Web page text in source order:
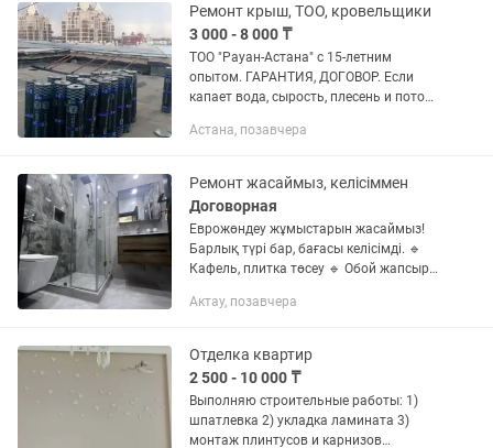
Ремонт крыш, ТОО, кровельщики
3 000 - 8 000 ₸
ТОО "Рауан-Астана" с 15-летним
опытом. ГАРАНТИЯ, ДОГОВОР. Если
капает вода, сырость, плесень и потоп,
ремонт. Мы крышуем лет так
Астана, позавчера
Ремонт жасаймыз, келісіммен
Договорная
Еврожөндеу жұмыстарын жасаймыз!
Барлық түрі бар, бағасы келісімді. 🔹
Кафель, плитка төсеу 🔹 Обой жапсыру
Ламинат, линолеум, паркет төсеу 🔹
Актау, позавчера
Отделка квартир
2 500 - 10 000 ₸
Выполняю строительные работы: 1)
шпатлевка 2) укладка ламината 3)
монтаж плинтусов и карнизов